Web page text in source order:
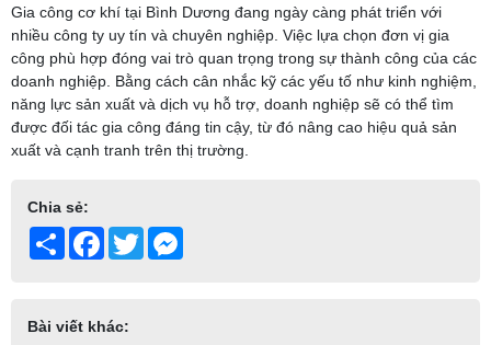
Gia công cơ khí tại Bình Dương đang ngày càng phát triển với
nhiều công ty uy tín và chuyên nghiệp. Việc lựa chọn đơn vị gia
công phù hợp đóng vai trò quan trọng trong sự thành công của các
doanh nghiệp. Bằng cách cân nhắc kỹ các yếu tố như kinh nghiệm,
năng lực sản xuất và dịch vụ hỗ trợ, doanh nghiệp sẽ có thể tìm
được đối tác gia công đáng tin cậy, từ đó nâng cao hiệu quả sản
xuất và cạnh tranh trên thị trường.
Chia sẻ:
Share Facebook
Twitter
Bài viết khác: